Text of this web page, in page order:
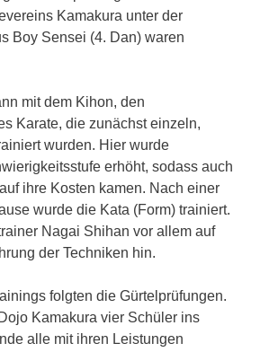
Kamakura unter der
Boy Sensei (4. Dan) waren
mit dem Kihon, den
Karate, die zunächst einzeln,
wurden. Hier wurde
erhöht, sodass auch
ihre Kosten kamen. Nach einer
wurde die Kata (Form) trainiert.
Nagai Shihan vor allem auf
der Techniken hin.
folgten die Gürtelprüfungen.
Kamakura vier Schüler ins
alle mit ihren Leistungen